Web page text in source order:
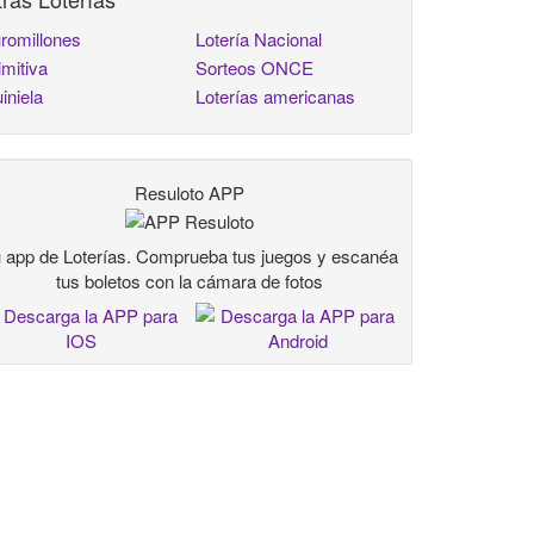
Lotería Nacional
Sorteos ONCE
Loterías americanas
Resuloto APP
app de Loterías. Comprueba tus juegos y escanéa
tus boletos con la cámara de fotos